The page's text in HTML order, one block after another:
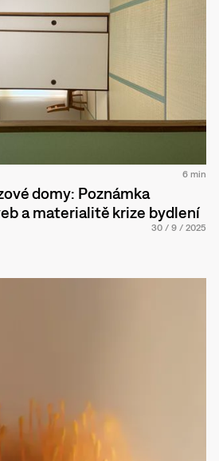
6 min
domy: Poznámka
a materialitě krize bydlení
30 / 9 / 2025